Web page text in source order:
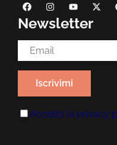
Newsletter
Email Address*
Accetto la privacy